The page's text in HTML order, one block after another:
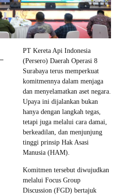
PT Kereta Api Indonesia
(Persero) Daerah Operasi 8
Surabaya terus memperkuat
komitmennya dalam menjaga
dan menyelamatkan aset negara.
Upaya ini dijalankan bukan
hanya dengan langkah tegas,
tetapi juga melalui cara damai,
berkeadilan, dan menjunjung
tinggi prinsip Hak Asasi
Manusia (HAM).
Komitmen tersebut diwujudkan
melalui Focus Group
Discussion (FGD) bertajuk